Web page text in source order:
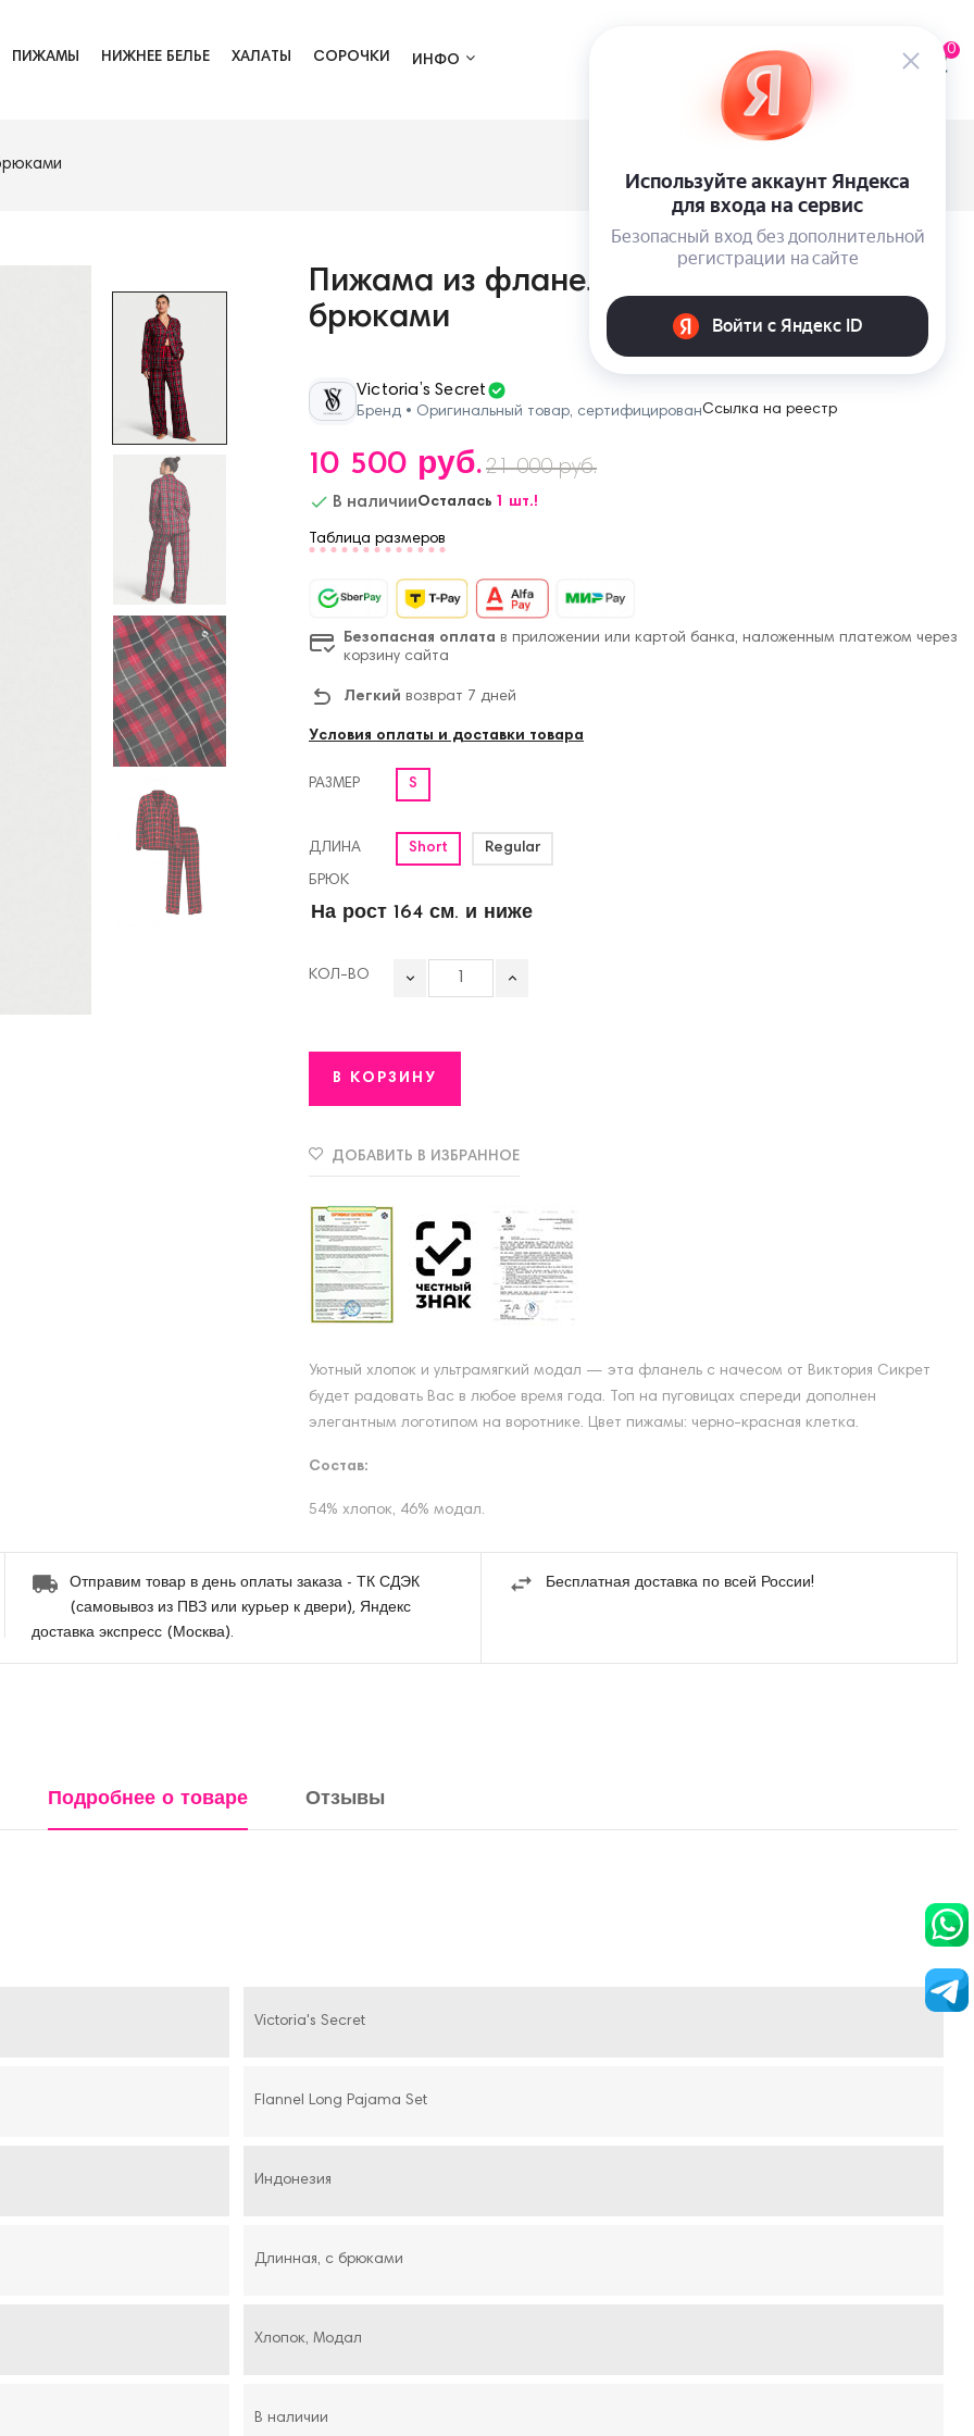
ПИЖАМЫ НИЖНЕЕ БЕЛЬЕ ХАЛАТЫ СОРОЧКИ ИНФО
0
Пижама из фланели Victoria's Secret с
брюками
Victoria’s Secret
Бренд • Оригинальный товар, сертифицированСсылка на реестр
10 500 руб. 21 000 руб.
 В наличииОсталась 1 шт.!
Таблица размеров
Безопасная оплата в приложении или картой банка, наложенным платежом через
корзину сайта
Легкий возврат 7 дней
Условия оплаты и доставки товара
РАЗМЕР S
ДЛИНА
БРЮК
Short Regular
На рост 164 см. и ниже
КОЛ-ВО
В КОРЗИНУ
ДОБАВИТЬ В ИЗБРАННОЕ
Уютный хлопок и ультрамягкий модал — эта фланель с начесом от Виктория Сикрет
будет радовать Вас в любое время года. Топ на пуговицах спереди дополнен
элегантным логотипом на воротнике. Цвет пижамы: черно-красная клетка.
Состав:
54% хлопок, 46% модал.
Отправим товар в день оплаты заказа - ТК СДЭК
(самовывоз из ПВЗ или курьер к двери), Яндекс
доставка экспресс (Москва).
Бесплатная доставка по всей России!
Подробнее о товаре Отзывы
Victoria's Secret
Flannel Long Pajama Set
Индонезия
Длинная, с брюками
Хлопок, Модал
В наличии